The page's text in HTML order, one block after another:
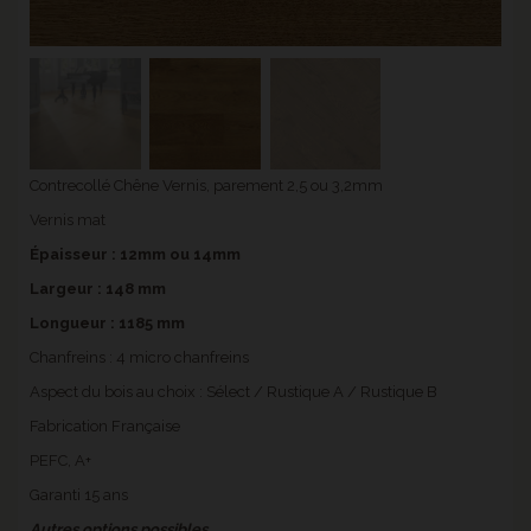
Contrecollé Chêne Vernis, parement 2,5 ou 3,2mm
Vernis mat
Épaisseur : 12mm ou 14mm
Largeur : 148 mm
Longueur : 1185 mm
Chanfreins : 4 micro chanfreins
Aspect du bois au choix : Sélect / Rustique A / Rustique B
Fabrication Française
PEFC, A+
Garanti 15 ans